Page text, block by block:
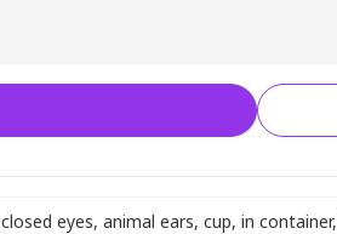
closed eyes, animal ears, cup, in container,